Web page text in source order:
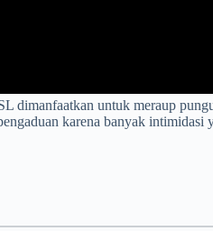
dimanfaatkan untuk meraup
karena banyak